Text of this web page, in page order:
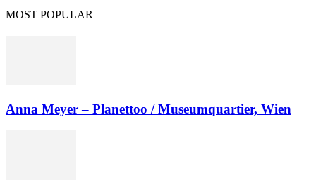
MOST POPULAR
Anna Meyer – Planettoo / Museumquartier, Wien